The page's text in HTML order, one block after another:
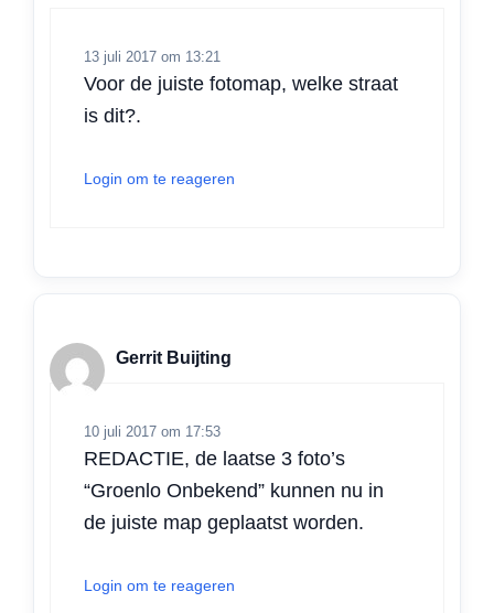
13 juli 2017 om 13:21
Voor de juiste fotomap, welke straat
is dit?.
Login om te reageren
Gerrit Buijting
10 juli 2017 om 17:53
REDACTIE, de laatse 3 foto’s
“Groenlo Onbekend” kunnen nu in
de juiste map geplaatst worden.
Login om te reageren